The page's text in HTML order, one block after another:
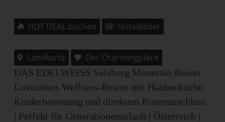
HOT DEAL buchen Hotelbilder
Landkarte
Der Charmingplace
DAS EDELWEISS Salzburg Mountain Resort
Luxuriöses Wellness-Resort mit Haubenküche,
Kinderbetreuung und direktem Pistenanschluss
| Perfekt für Generationenurlaub | Österreich